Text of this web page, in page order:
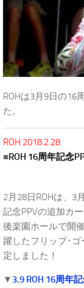
ROHは3月9日の16
た。
ROH 2018.2.28
■ROH 16周年記念
2月28日ROHは、3
記念PPVの追加カ
後楽園ホールで開
躍したフリップ･
定しました！
▼ 3.9 ROH 16周年